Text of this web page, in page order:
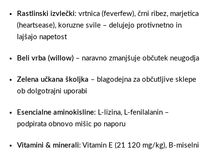
Rastlinski izvlečki: vrtnica (feverfew), črni ribez, marjetica
(heartsease), koruzne svile – delujejo protivnetno in
lajšajo napetost
Beli vrba (willow) – naravno zmanjšuje občutek neugodja
Zelena učkana školjka – blagodejna za občutljive sklepe
ob dolgotrajni uporabi
Esencialne aminokisline: L‑lizina, L‑fenilalanin –
podpirata obnovo mišic po naporu
Vitamini & minerali: Vitamin E (21 120 mg/kg), B‑miselni